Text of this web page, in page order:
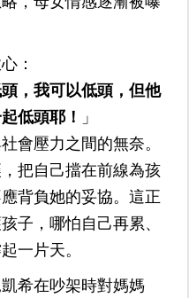
：
，我可以低頭，但他
低頭耶！
」
會壓力之間的無奈。
把自己擋在前線為孩
背負她的妥協。這正
子，哪怕自己再累、
一片天。
希在吵架時對媽媽